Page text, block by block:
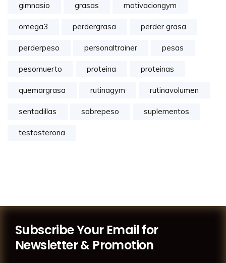
gimnasio grasas motivaciongym
omega3 perdergrasa perder grasa
perderpeso personaltrainer pesas
pesomuerto proteina proteinas
quemargrasa rutinagym rutinavolumen
sentadillas sobrepeso suplementos
testosterona
Subscribe Your Email for
Newsletter & Promotion